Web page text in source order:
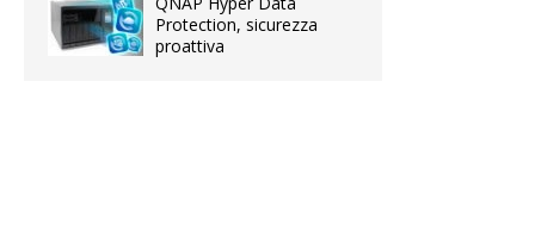
Protection, sicurezza
proattiva